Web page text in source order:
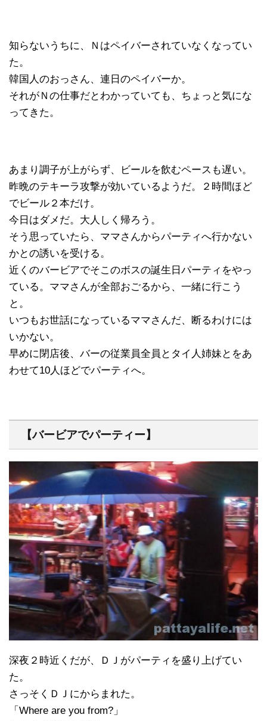
知らないうちに、Ｎはペイバーされていなくなってい
た。
韓国人のおっさん、連日のペイバーか。
それがＮの仕事だとわかっていても、ちょっと気にな
ってきた。
あまり調子が上がらず、ビールを飲むペースも遅い。
昨晩のテキーラ攻撃が効いているようだ。２時間ほど
でビール２本だけ。
今日はダメだ。大人しく帰ろう。
そう思っていたら、ママさんからパーティへ行かない
かとの誘いを受ける。
近くのバービアでそこのボスの誕生日パーティをやっ
ている。ママさんが全部おごるから、一緒に行こう
と。
いつもお世話になっているママさんだ、断るわけには
いかない。
早めに閉店後、バーの従業員全員とタイ人姉妹とをあ
わせて10人ほどでパーティへ。
【バービアでパーティー】
深夜２時近くだが、ＤＪがパーティを盛り上げてい
た。
さっそくＤＪにからまれた。
「Where are you from?」